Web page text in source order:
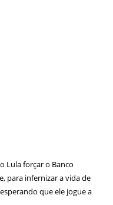
Lula forçar o Banco
para infernizar a vida de
que ele jogue a